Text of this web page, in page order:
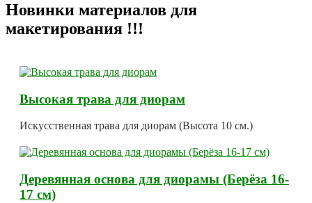
Новинки материалов для
макетирования !!!
Высокая трава для диорам
Искусственная трава для диорам (Высота 10 см.)
Деревянная основа для диорамы (Берёза 16-
17 см)